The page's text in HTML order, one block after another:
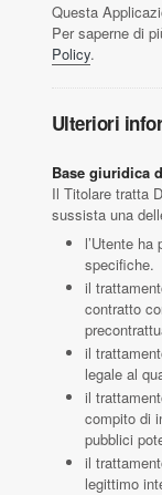
Questa
Per saperne di
Policy.
Ulteriori
Base giuridica
Il Titolare tratta
sussista una
l’Utente
specifiche.
il
contratto
il
legale al
il
compito di
pubblici
il
legittimo